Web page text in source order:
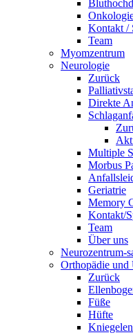
Kontakt /
Team
Myomzentrum
Neurologie
Zurück
Direkte
Multiple
Morbus
Geriatrie
Memory
Kontakt/
Team
Über uns
Neurozentrum-
Orthopädie
Zurück
Füße
Hüfte